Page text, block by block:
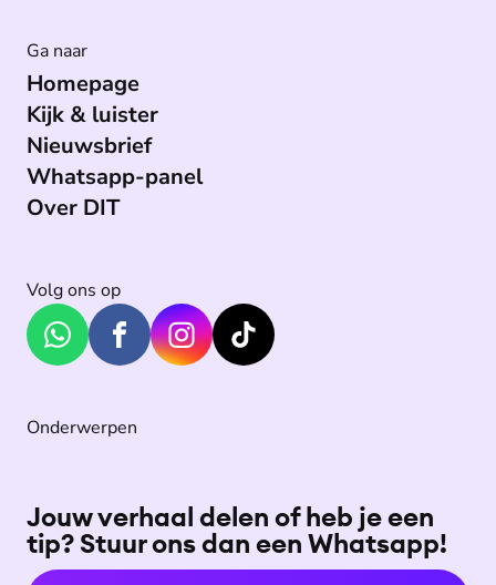
Ga naar
Homepage
Kijk & luister
Nieuwsbrief
Whatsapp-panel
Over DIT
Volg ons op
Onderwerpen
Jouw verhaal delen of heb je een
tip? Stuur ons dan een Whatsapp!